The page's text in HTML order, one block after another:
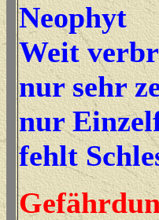
Neophyt
Weit
nur sehr
nur
fehlt